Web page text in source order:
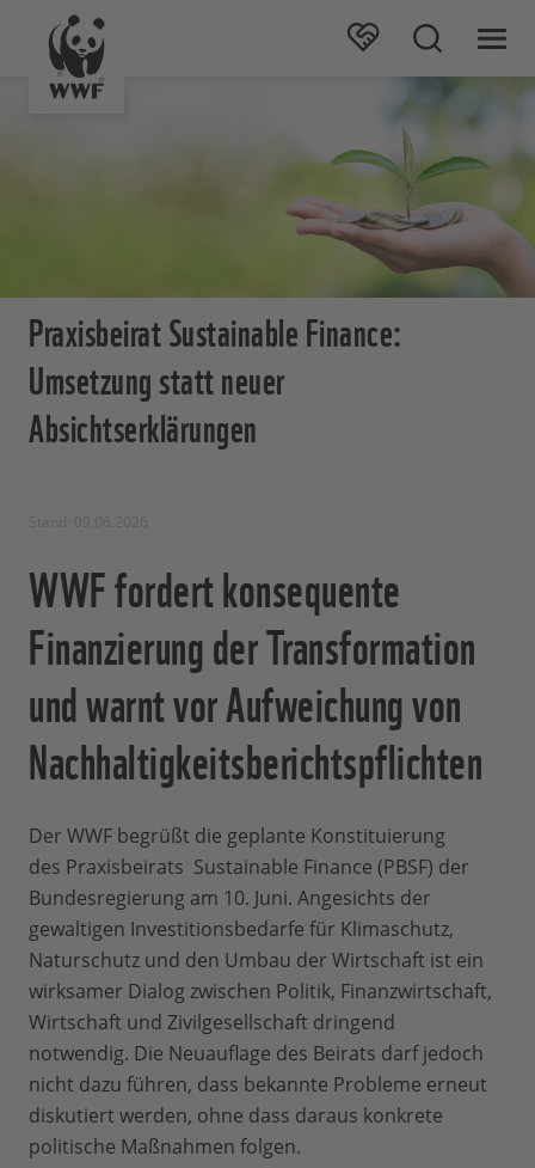
Praxisbeirat Sustainable Finance:
Umsetzung statt neuer
Absichtserklärungen
WWF fordert konsequente
Finanzierung der Transformation
und warnt vor Aufweichung von
Nachhaltigkeitsberichtspflichten
Der WWF begrüßt die geplante Konstituierung
des Praxisbeirats Sustainable Finance (PBSF) der
Bundesregierung am 10. Juni. Angesichts der
gewaltigen Investitionsbedarfe für Klimaschutz,
Naturschutz und den Umbau der Wirtschaft ist ein
wirksamer Dialog zwischen Politik, Finanzwirtschaft,
Wirtschaft und Zivilgesellschaft dringend
notwendig. Die Neuauflage des Beirats darf jedoch
nicht dazu führen, dass bekannte Probleme erneut
diskutiert werden, ohne dass daraus konkrete
politische Maßnahmen folgen.